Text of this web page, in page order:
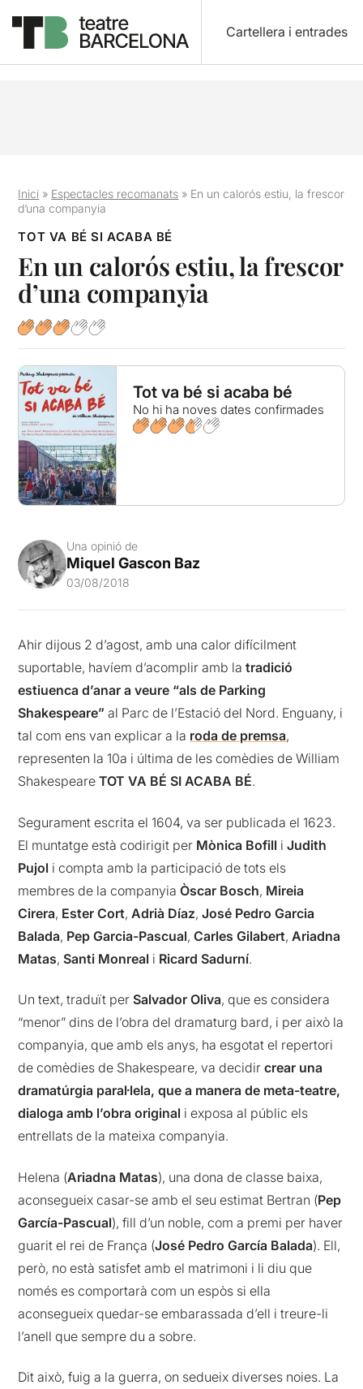
Cartellera i entrades
Inici » Espectacles recomanats » En un calorós estiu, la frescor
d’una companyia
TOT VA BÉ SI ACABA BÉ
En un calorós estiu, la frescor
d’una companyia
Tot va bé si acaba bé
No hi ha noves dates confirmades
Una opinió de
Miquel Gascon Baz
03/08/2018
Ahir dijous 2 d’agost, amb una calor difícilment
suportable, havíem d’acomplir amb latradició
estiuenca d’anar a veure “als de Parking
Shakespeare” al Parc de l’Estació del Nord. Enguany, i
tal com ens van explicar a la roda de premsa,
representen la 10a i última de les comèdies de William
ShakespeareTOT VA BÉ SI ACABA BÉ.
Segurament escrita el 1604, va ser publicada el 1623.
El muntatge està codirigit per Mònica Bofill iJudith
Pujol i compta amb la participació de tots els
membres de la companyiaÒscar Bosch, Mireia
Cirera, Ester Cort,Adrià Díaz,José Pedro Garcia
Balada, Pep Garcia-Pascual,Carles Gilabert,Ariadna
Matas,Santi Monreal i Ricard Sadurní.
Un text, traduït perSalvador Oliva, que es considera
“menor” dins de l’obra del dramaturg bard, i per això la
companyia, que amb els anys, ha esgotat el repertori
de comèdies de Shakespeare, va decidircrear una
dramatúrgia paral·lela, que a manera de meta-teatre,
dialoga amb l’obra original i exposa al públic els
entrellats de la mateixa companyia.
Helena (Ariadna Matas), una dona de classe baixa,
aconsegueix casar-se amb el seu estimat Bertran (Pep
García-Pascual), fill d’un noble, com a premi per haver
guarit el rei de França (José Pedro García Balada). Ell,
però, no està satisfet amb el matrimoni i li diu que
només es comportarà com un espòs si ella
aconsegueix quedar-se embarassada d’ell i treure-li
l’anell que sempre du a sobre.
Dit això, fuig a la guerra, on sedueix diverses noies. La